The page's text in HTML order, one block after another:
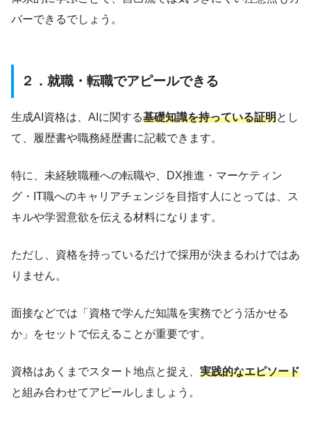
バーできるでしょう。
２．就職・転職でアピールできる
生成AI資格は、AIに関する基礎知識を持っている証明とし
て、履歴書や職務経歴書に記載できます。
特に、未経験職種への転職や、DX推進・マーケティン
グ・IT職へのキャリアチェンジを目指す人にとっては、ス
キルや学習意欲を伝える材料になります。
ただし、資格を持っているだけで採用が決まるわけではあ
りません。
面接などでは「資格で学んだ知識を実務でどう活かせる
か」をセットで伝えることが重要です。
資格はあくまでスタート地点と捉え、 実践的なエピソード
と組み合わせてアピールしましょう。